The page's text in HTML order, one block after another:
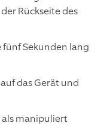
Rückseite des
Sekunden lang
das Gerät und
als manipuliert